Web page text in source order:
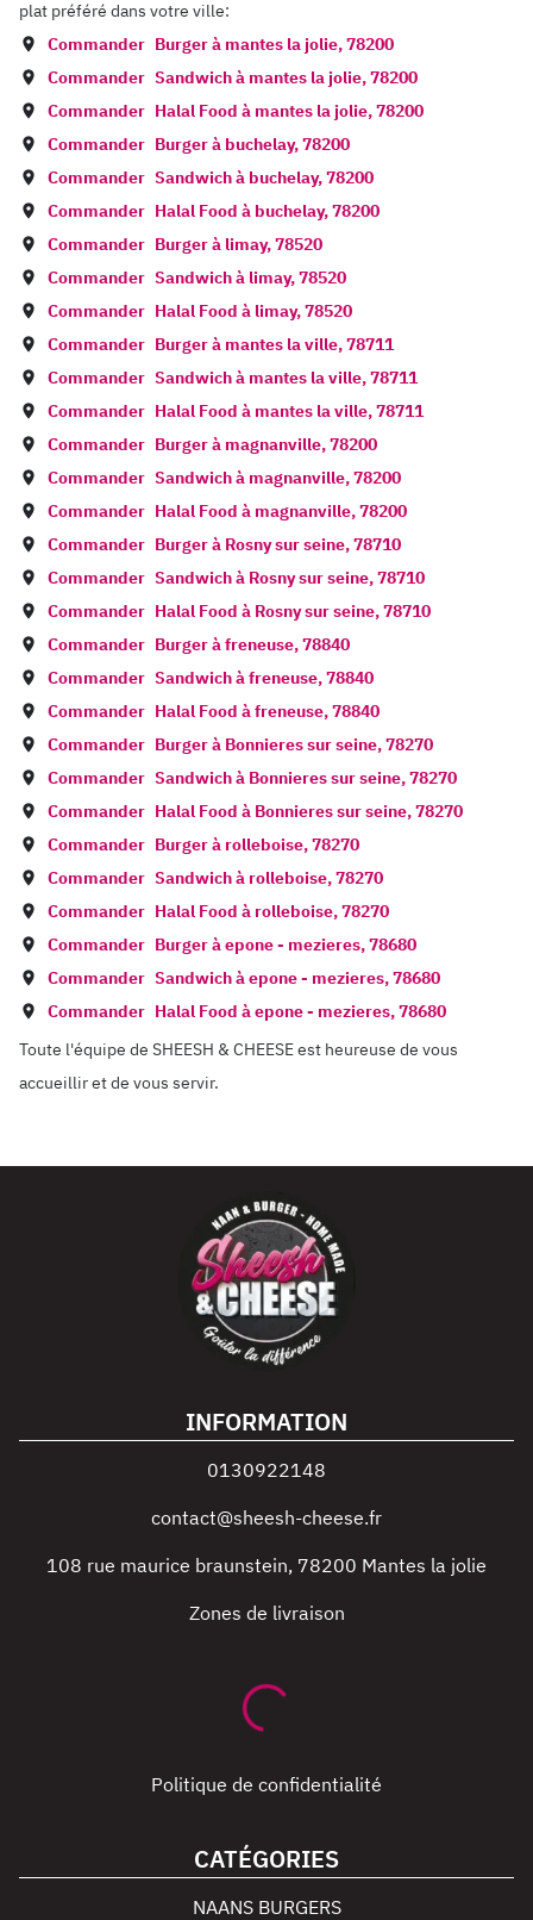
plat préféré dans votre ville:
Commander Burger à mantes la jolie,78200
Commander Sandwich à mantes la jolie,78200
Commander Halal Food à mantes la jolie,78200
Commander Burger à buchelay,78200
Commander Sandwich à buchelay,78200
Commander Halal Food à buchelay,78200
Commander Burger à limay,78520
Commander Sandwich à limay,78520
Commander Halal Food à limay,78520
Commander Burger à mantes la ville,78711
Commander Sandwich à mantes la ville,78711
Commander Halal Food à mantes la ville,78711
Commander Burger à magnanville,78200
Commander Sandwich à magnanville,78200
Commander Halal Food à magnanville,78200
Commander Burger à Rosny sur seine,78710
Commander Sandwich à Rosny sur seine,78710
Commander Halal Food à Rosny sur seine,78710
Commander Burger àfreneuse,78840
Commander Sandwich àfreneuse,78840
Commander Halal Food àfreneuse,78840
Commander Burger à Bonnieres sur seine,78270
Commander Sandwich à Bonnieres sur seine,78270
Commander Halal Food à Bonnieres sur seine,78270
Commander Burger à rolleboise,78270
Commander Sandwich à rolleboise,78270
Commander Halal Food à rolleboise,78270
Commander Burger àepone - mezieres,78680
Commander Sandwich àepone - mezieres,78680
Commander Halal Food àepone - mezieres,78680
Toute l'équipe de SHEESH & CHEESE est heureuse de vous
accueillir et de vous servir.
INFORMATION
0130922148
contact@sheesh-cheese.fr
108 rue maurice braunstein, 78200 Mantes la jolie
Zones de livraison
Politique de confidentialité
CATÉGORIES
NAANS BURGERS